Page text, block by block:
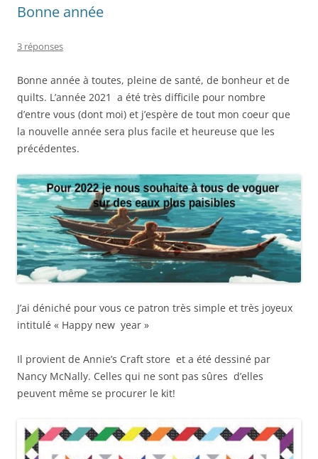
Bonne année
3 réponses
Bonne année à toutes, pleine de santé, de bonheur et de
quilts. L’année 2021 a été très difficile pour nombre
d’entre vous (dont moi) et j’espère de tout mon coeur que
la nouvelle année sera plus facile et heureuse que les
précédentes.
J’ai déniché pour vous ce patron très simple et très joyeux
intitulé « Happy new year »
Il provient de Annie’s Craft store et a été dessiné par
Nancy McNally. Celles qui ne sont pas sûres d’elles
peuvent même se procurer le kit!